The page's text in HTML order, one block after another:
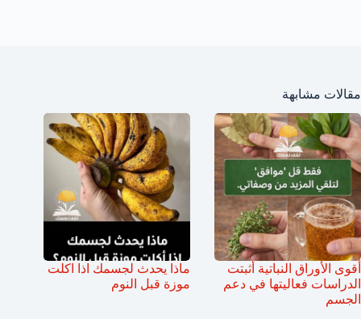
مقالات مشابهة
أقوى الأوراق النباتية أثبتت
الدراسات فعاليتها في دعم
الجسم
ماذا يحدث لجسمك اذا اكلت
موزة قبل النوم